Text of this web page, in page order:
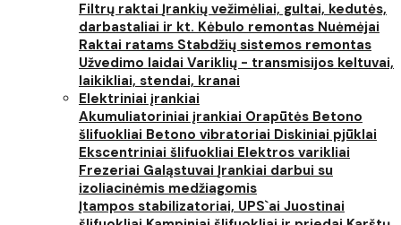
Filtrų raktai Įrankių vežimėliai, gultai, kedutės,
darbastaliai ir kt. Kėbulo remontas Nuėmėjai
Raktai ratams Stabdžių sistemos remontas
Užvedimo laidai Variklių - transmisijos keltuvai,
laikikliai, stendai, kranai
Elektriniai įrankiai
Akumuliatoriniai įrankiai Orapūtės Betono
šlifuokliai Betono vibratoriai Diskiniai pjūklai
Ekscentriniai šlifuokliai Elektros varikliai
Frezeriai Galąstuvai Įrankiai darbui su
izoliacinėmis medžiagomis
Įtampos stabilizatoriai, UPS`ai Juostinai